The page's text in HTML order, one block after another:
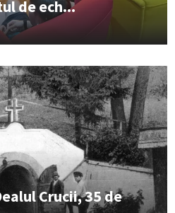
de ech...
Crucii, 35 de